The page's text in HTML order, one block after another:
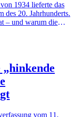
1934 lieferte das
des 20. Jahrhunderts.
– und warum die
vom 11.